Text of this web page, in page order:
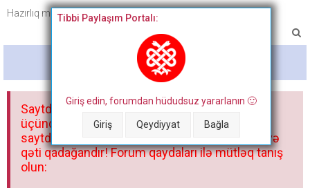
Hazırlıq materialları
a
Bitdi
Tibbi Paylaşım Portalı:
Giriş edin, forumdan hüdudsuz yararlanın 🙂
Giriş Qeydiyyat Bağla
Saytdakı materiallar yalnız fərdi istifadəniz
üçündür. Materialları istisnasız heç bir qrupda,
saytda və sosial şəbəkədə paylaşmaq olmaz və
qəti qadağandır! Forum qaydaları ilə mütləq tanış
olun: